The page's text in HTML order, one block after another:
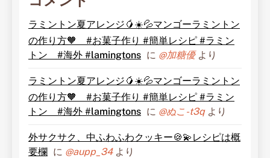
ラミントン夏アレンジ🥭☀️💦マンゴーラミントン
の作り方🧡 #お菓子作り #簡単レシピ #ラミン
トン #海外 #lamingtons に @加糖優より
ラミントン夏アレンジ🥭☀️💦マンゴーラミントン
の作り方🧡 #お菓子作り #簡単レシピ #ラミン
トン #海外 #lamingtons に @ぬこ-t3qより
外サクサク、中ふわふわクッキー🍪💫レシピは概
要欄 に @aupp_34より